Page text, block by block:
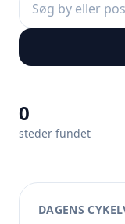
0
steder fundet
DAGENS